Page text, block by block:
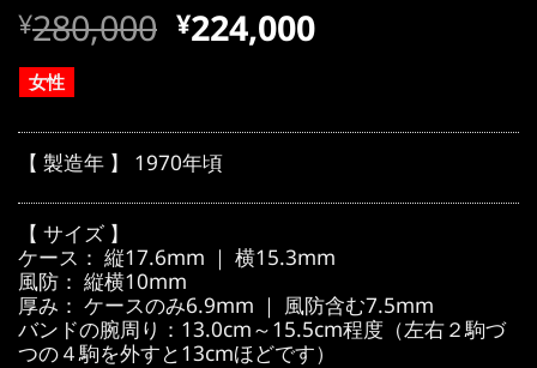
元
の
価
格
は
¥280,000
で
し
た。
¥280,000 現
価
格
は
で
す。
¥224,000
女性
【 製造年 】 1970年頃
【 サイズ 】
ケース： 縦17.6mm ｜ 横15.3mm
風防： 縦横10mm
厚み： ケースのみ6.9mm ｜ 風防含む7.5mm
バンドの腕周り：13.0cm～15.5cm程度（左右２駒づ
つの４駒を外すと13cmほどです）